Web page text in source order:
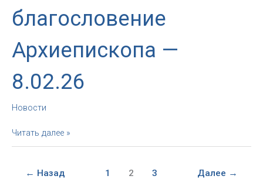
благословение
Архиепископа —
8.02.26
Новости
Воскресное
благословение
Читать далее »
← Назад 1 2 3 Далее →